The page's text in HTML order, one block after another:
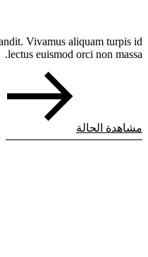
Vivamus aliquam turpis id
lectus euismod orci non massa.
مشاهدة الحالة